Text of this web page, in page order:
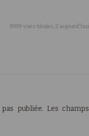
8999 vues totales, 2 aujourd'hui
publiée. Les champs